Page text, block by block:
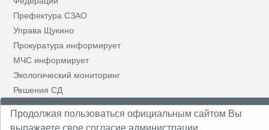
Продолжая пользоваться официальным сайтом Вы
выражаете свое согласие администрации
Префектура СЗАО
Управа Щукино
Прокуратура информирует
МЧС информирует
Экологический мониторинг
Решения СД
Призывная комиссия
Противодействие коррупции